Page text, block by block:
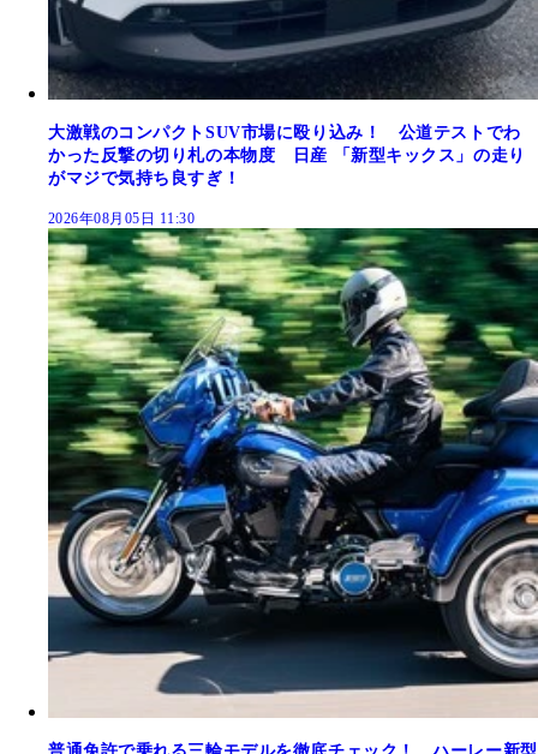
大激戦のコンパクトSUV市場に殴り込み！ 公道テストでわ
かった反撃の切り札の本物度 日産 「新型キックス」の走り
がマジで気持ち良すぎ！
2026年08月05日 11:30